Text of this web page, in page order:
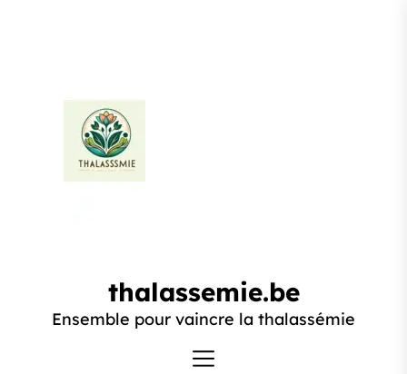
thalassemie.be
thalassemie.be
Ensemble pour vaincre la thalassémie